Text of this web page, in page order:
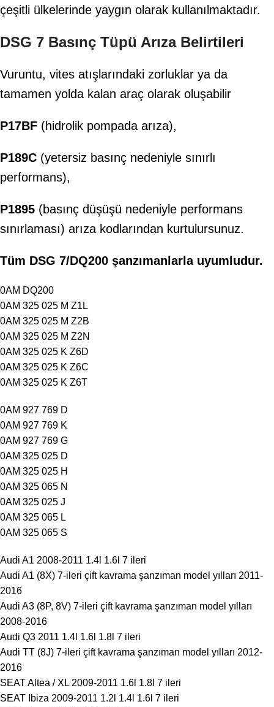
çeşitli ülkelerinde yaygın olarak kullanılmaktadır.
DSG 7 Basınç Tüpü Arıza Belirtileri
Vuruntu, vites atışlarındaki zorluklar ya da
tamamen yolda kalan araç olarak oluşabilir
P17BF (hidrolik pompada arıza),
P189C (yetersiz basınç nedeniyle sınırlı
performans),
P1895 (basınç düşüşü nedeniyle performans
sınırlaması) arıza kodlarından kurtulursunuz.
Tüm DSG 7/DQ200 şanzımanlarla uyumludur.
0AM DQ200
0AM 325 025 M Z1L
0AM 325 025 M Z2B
0AM 325 025 M Z2N
0AM 325 025 K Z6D
0AM 325 025 K Z6C
0AM 325 025 K Z6T
0AM 927 769 D
0AM 927 769 K
0AM 927 769 G
0AM 325 025 D
0AM 325 025 H
0AM 325 065 N
0AM 325 025 J
0AM 325 065 L
0AM 325 065 S
Audi A1 2008-2011 1.4l 1.6l 7 ileri
Audi A1 (8X) 7-ileri çift kavrama şanzıman model yılları 2011-
2016
Audi A3 (8P, 8V) 7-ileri çift kavrama şanzıman model yılları
2008-2016
Audi Q3 2011 1.4l 1.6l 1.8l 7 ileri
Audi TT (8J) 7-ileri çift kavrama şanzıman model yılları 2012-
2016
SEAT Altea / XL 2009-2011 1.6l 1.8l 7 ileri
SEAT Ibiza 2009-2011 1.2l 1.4l 1.6l 7 ileri